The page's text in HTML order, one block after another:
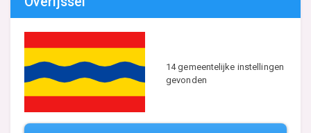
14 gemeentelijke instellingen
gevonden